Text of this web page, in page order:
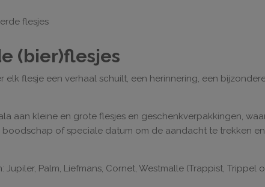
flesjes
(bier)flesjes
elk flesje een verhaal schuilt, een herinnering, een
aan kleine en grote flesjes en geschenkverpakkingen,
boodschap of speciale datum om de aandacht te trekken
Palm, Liefmans, Cornet, Westmalle (Trappist, Trippel